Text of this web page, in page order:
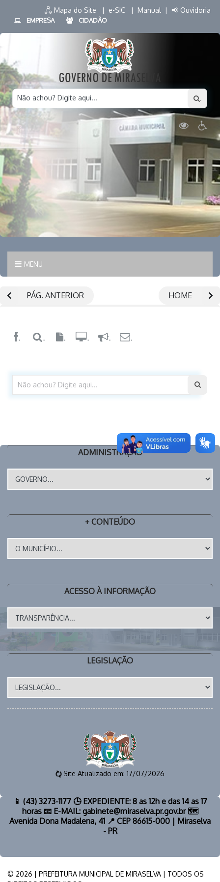
🖧 Mapa do Site | e-SIC | Manual | 📢 Ouvidoria
EMPRESA CIDADÃO
Não achou? Digite aqui...
MENU
PÁG. ANTERIOR HOME
. . .
ADMINISTRAÇÃO
+ CONTEÚDO
ACESSO À INFORMAÇÃO
LEGISLAÇÃO
Site Atualizado em: 17/07/2026
📱 (43) 3273-1177 🕒 EXPEDIENTE: 8 as 12h e das 14 as 17
horas 📧 E-MAIL: gabinete@miraselva.pr.gov.br 🗺️
Avenida Dona Madalena, 41 📍 CEP 86615-000 | Miraselva
- PR
© 2026 | PREFEITURA MUNICIPAL DE MIRASELVA | TODOS OS